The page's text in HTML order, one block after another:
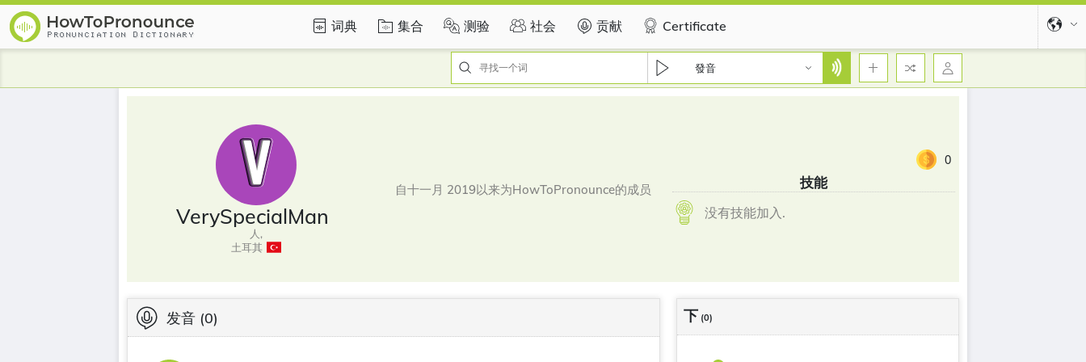
词典 集合 测验 社会 贡献 Certificate
發音
VerySpecialMan
人,
土耳其
自十一月 2019以来为HowToPronounce的成员
0
技能
没有技能加入.
发音 (0) 下 (0)